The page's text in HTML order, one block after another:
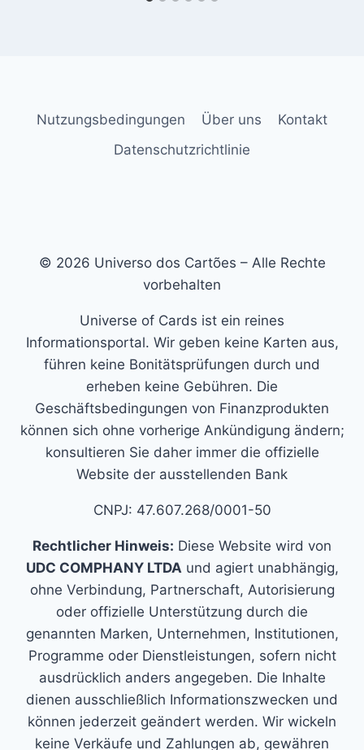
Nutzungsbedingungen Über uns
Kontakt
Datenschutzrichtlinie
© 2026 Universo dos Cartões – Alle Rechte
vorbehalten
Universe of Cards ist ein reines
Informationsportal. Wir geben keine Karten aus,
führen keine Bonitätsprüfungen durch und
erheben keine Gebühren. Die
Geschäftsbedingungen von Finanzprodukten
können sich ohne vorherige Ankündigung ändern;
konsultieren Sie daher immer die offizielle
Website der ausstellenden Bank
CNPJ: 47.607.268/0001-50
Rechtlicher Hinweis: Diese Website wird von
UDC COMPHANY LTDAund agiert unabhängig,
ohne Verbindung, Partnerschaft, Autorisierung
oder offizielle Unterstützung durch die
genannten Marken, Unternehmen, Institutionen,
Programme oder Dienstleistungen, sofern nicht
ausdrücklich anders angegeben. Die Inhalte
dienen ausschließlich Informationszwecken und
können jederzeit geändert werden. Wir wickeln
keine Verkäufe und Zahlungen ab, gewähren